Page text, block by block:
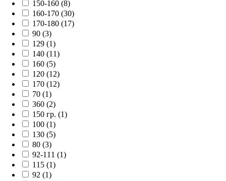
150-160 (8)
160-170 (30)
170-180 (17)
90 (3)
129 (1)
140 (11)
160 (5)
120 (12)
170 (12)
70 (1)
360 (2)
150 гр. (1)
100 (1)
130 (5)
80 (3)
92-111 (1)
115 (1)
92 (1)